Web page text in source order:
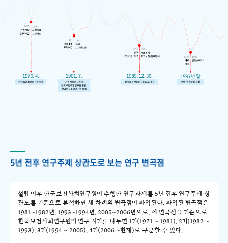
5년 전후 연구주제 상관도로 보는 연구 변곡점
설립 이후 한국보건사회연구원이 수행한 연구과제를 5년 전후 연구주제 상
관도를 기준으로 분석하면 세 차례의 변곡점이 파악된다. 파악된 변곡점은
1981~1982년, 1993~1994년, 2005~2006년으로, 세 변곡점을 기준으로
한국보건사회연구원의 연구 시기를 나누면 1기(1971 ~ 1981), 2기(1982 ~
1993), 3기(1994 ~ 2005), 4기(2006 ~현재)로 구분할 수 있다.